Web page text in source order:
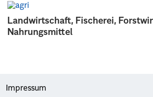
Landwirtschaft, Fischerei,
Nahrungsmittel
Impressum